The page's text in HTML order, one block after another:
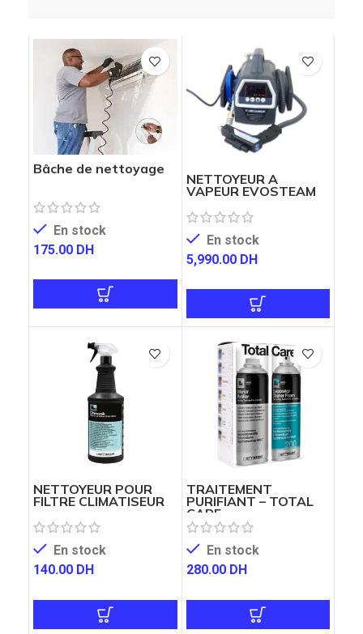
Bâche de nettoyage
En stock
175.00 DH
NETTOYEUR A
VAPEUR EVOSTEAM
En stock
5,990.00 DH
NETTOYEUR POUR
FILTRE CLIMATISEUR
En stock
140.00 DH
TRAITEMENT
PURIFIANT – TOTAL
CARE
En stock
280.00 DH